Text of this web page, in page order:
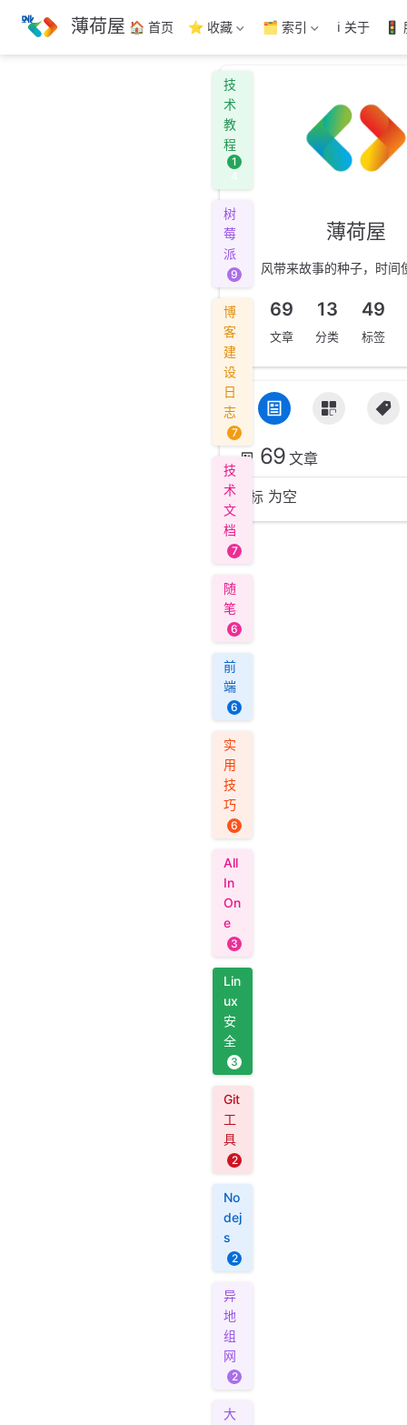
跳
主
薄荷屋 🏠 首页 ⭐ 收藏 🗂️ 索引 ℹ️ 关于 🚦
技
术
教
程
1
4
树
莓
派
9
博
客
建
设
日
志
7
技
术
文
档
7
随
笔
6
前
端
6
实
用
技
巧
6
All
In
On
e
3
Lin
ux
安
全
3
Git
工
具
2
No
dej
s
2
异
地
组
网
2
大
薄荷屋
风带来故事的种子，时间
69
文章
13
分类
49
标签
69 文章
星标 为空